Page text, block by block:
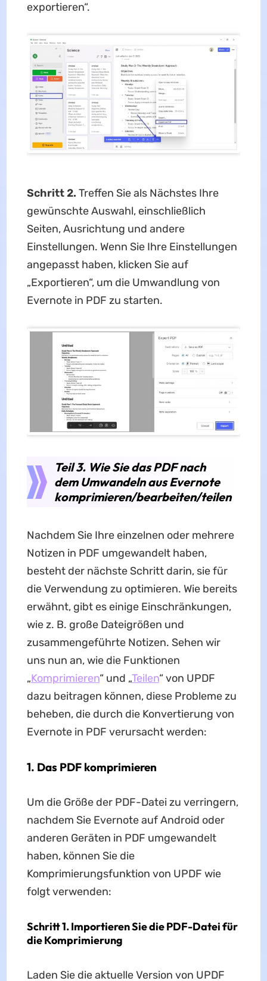
exportieren“.
Schritt 2. Treffen Sie als Nächstes Ihre
gewünschte Auswahl, einschließlich
Seiten, Ausrichtung und andere
Einstellungen. Wenn Sie Ihre Einstellungen
angepasst haben, klicken Sie auf
„Exportieren“, um die Umwandlung von
Evernote in PDF zu starten.
Teil 3. Wie Sie das PDF nach
dem Umwandeln aus Evernote
komprimieren/bearbeiten/teilen
Nachdem Sie Ihre einzelnen oder mehrere
Notizen in PDF umgewandelt haben,
besteht der nächste Schritt darin, sie für
die Verwendung zu optimieren. Wie bereits
erwähnt, gibt es einige Einschränkungen,
wie z. B. große Dateigrößen und
zusammengeführte Notizen. Sehen wir
uns nun an, wie die Funktionen
„Komprimieren“ und „Teilen“ von UPDF
dazu beitragen können, diese Probleme zu
beheben, die durch die Konvertierung von
Evernote in PDF verursacht werden:
1. Das PDF komprimieren
Um die Größe der PDF-Datei zu verringern,
nachdem Sie Evernote auf Android oder
anderen Geräten in PDF umgewandelt
haben, können Sie die
Komprimierungsfunktion von UPDF wie
folgt verwenden:
Schritt 1. Importieren Sie die PDF-Datei für
die Komprimierung
Laden Sie die aktuelle Version von UPDF